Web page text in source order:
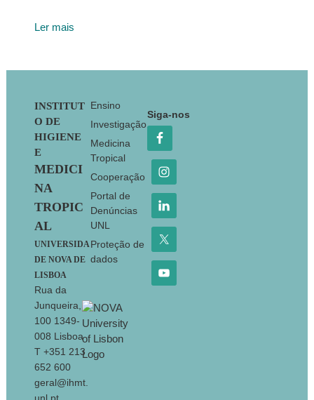
Ler mais
Footer
INSTITUT
O DE
HIGIENE
E
MEDICI
NA
TROPIC
AL
UNIVERSIDA
DE NOVA DE
LISBOA
Rua da
Junqueira,
100 1349-
008 Lisboa
T +351 213
652 600
geral@ihmt.
Ensino
Investigação
Medicina
Tropical
Cooperação
Portal de
Denúncias
UNL
Proteção de
dados
Siga-nos